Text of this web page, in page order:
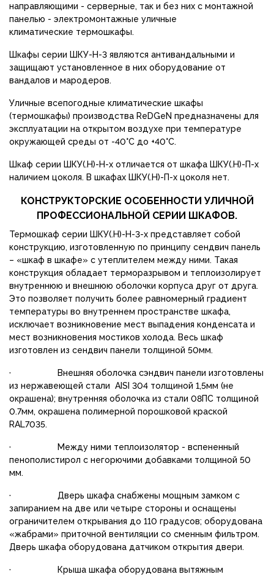
направляющими - серверные, так и без них с монтажной
панелью - электромонтажные уличные
климатические термошкафы.
Шкафы серии ШКУ-Н-3 являются антивандальными и
защищают установленное в них оборудование от
вандалов и мародеров.
Уличные всепогодные климатические шкафы
(термошкафы) производства ReDGeN предназначены для
эксплуатации на открытом воздухе при температуре
окружающей среды от -40°С до +40°С.
Шкаф серии ШКУ(.Н)-Н-х отличается от шкафа ШКУ(.Н)-П-х
наличием цоколя. В шкафах ШКУ(.Н)-П-х цоколя нет.
КОНСТРУКТОРСКИЕ ОСОБЕННОСТИ УЛИЧНОЙ
ПРОФЕССИОНАЛЬНОЙ СЕРИИ ШКАФОВ.
Термошкаф серии ШКУ(.Н)-Н-3-х представляет собой
конструкцию, изготовленную по принципу сендвич панель
– «шкаф в шкафе» с утеплителем между ними. Такая
конструкция обладает терморазрывом и теплоизолирует
внутреннюю и внешнюю оболочки корпуса друг от друга.
Это позволяет получить более равномерный градиент
температуры во внутреннем пространстве шкафа,
исключает возникновение мест выпадения конденсата и
мест возникновения мостиков холода. Весь шкаф
изготовлен из сендвич панели толщиной 50мм.
· Внешняя оболочка сэндвич панели изготовлены
из нержавеющей стали AISI 304 толщиной 1,5мм (не
окрашена); внутренняя оболочка из стали 08ПС толщиной
0.7мм, окрашена полимерной порошковой краской
RAL7035.
· Между ними теплоизолятор - вспененный
пенополистирол с негорючими добавками толщиной 50
мм.
· Дверь шкафа снабжены мощным замком с
запиранием на две или четыре стороны и оснащены
ограничителем открывания до 110 градусов; оборудована
«жабрами» приточной вентиляции со сменным фильтром.
Дверь шкафа оборудована датчиком открытия двери.
· Крыша шкафа оборудована вытяжным